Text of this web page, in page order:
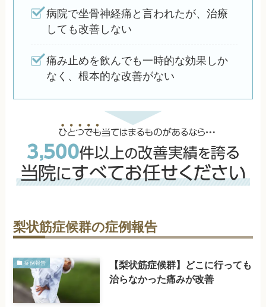
病院で坐骨神経痛と言われたが、治療
しても改善しない
痛み止めを飲んでも一時的な効果しか
なく、根本的な改善がない
梨状筋症候群の症例報告
症例報告
【梨状筋症候群】どこに行っても
治らなかった痛みが改善